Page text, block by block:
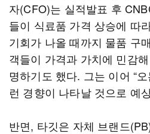
자(CFO)는 실적발표 후
들이 식료품 가격 상승에 따
기회가 나올 때까지 물품 구
객들이 가격과 가치에 민감
명하기도 했다. 그는 이어 “
런 경향이 나타날 것으로 예
반면, 타깃은 자체 브랜드